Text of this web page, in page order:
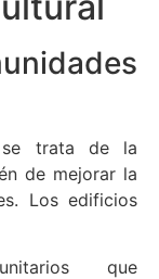
se trata de la
de mejorar la
Los edificios
que